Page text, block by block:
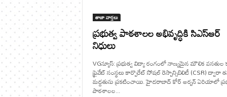
తాజా వార్తలు
ప్రభుత్వ పాఠశాలల అభివృద్ధికి సిఎస్ఆర్
నిధులు
VGన్యూస్: ప్రభుత్వ విద్యా రంగంలో నాణ్యమైన మౌలిక వసతుల
ప్రైవేట్ సంస్థలు కార్పొరేట్ సోషల్ రెస్పాన్సిబిలిటీ (CSR) ద్వారా
మద్దతును ప్రకటించాయి. హైదరాబాద్ కోర్ అర్బన్ ఏరియాలో
పాఠశాలల...